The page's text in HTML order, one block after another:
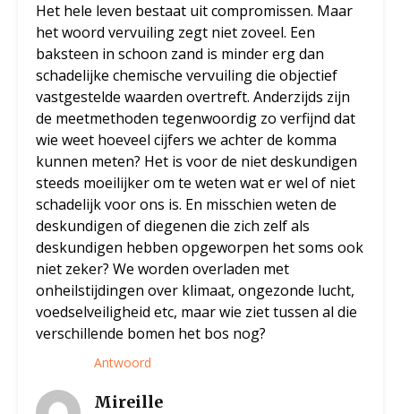
Het hele leven bestaat uit compromissen. Maar
het woord vervuiling zegt niet zoveel. Een
baksteen in schoon zand is minder erg dan
schadelijke chemische vervuiling die objectief
vastgestelde waarden overtreft. Anderzijds zijn
de meetmethoden tegenwoordig zo verfijnd dat
wie weet hoeveel cijfers we achter de komma
kunnen meten? Het is voor de niet deskundigen
steeds moeilijker om te weten wat er wel of niet
schadelijk voor ons is. En misschien weten de
deskundigen of diegenen die zich zelf als
deskundigen hebben opgeworpen het soms ook
niet zeker? We worden overladen met
onheilstijdingen over klimaat, ongezonde lucht,
voedselveiligheid etc, maar wie ziet tussen al die
verschillende bomen het bos nog?
Antwoord
Mireille